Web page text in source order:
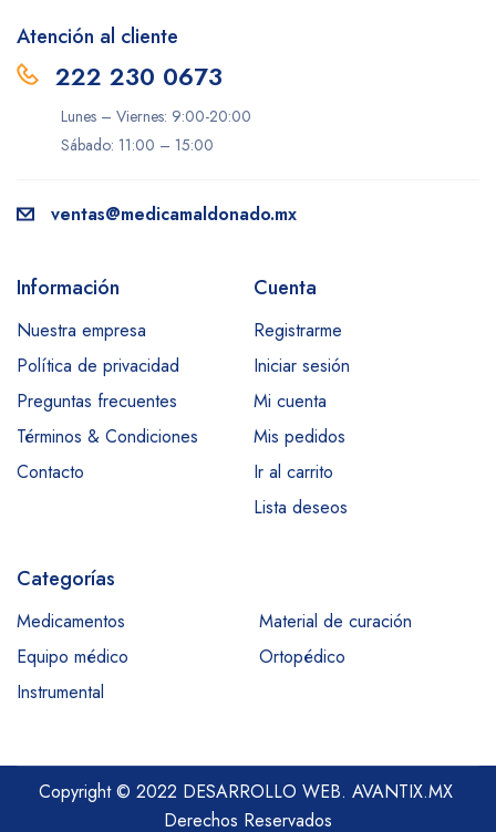
Atención al cliente
222 230 0673
Lunes – Viernes: 9:00-20:00
Sábado: 11:00 – 15:00
ventas@medicamaldonado.mx
Información
Nuestra empresa
Política de privacidad
Preguntas frecuentes
Términos & Condiciones
Contacto
Cuenta
Registrarme
Iniciar sesión
Mi cuenta
Mis pedidos
Ir al carrito
Lista deseos
Categorías
Medicamentos
Material de curación
Equipo médico
Ortopédico
Instrumental
Copyright © 2022 DESARROLLO WEB. AVANTIX.MX
Derechos Reservados